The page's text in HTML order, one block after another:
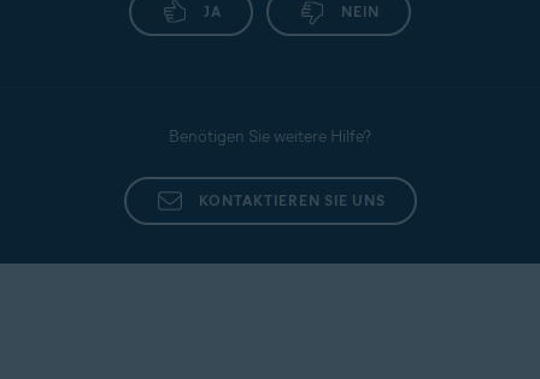
JA NEIN
Benötigen Sie weitere Hilfe?
KONTAKTIEREN SIE UNS